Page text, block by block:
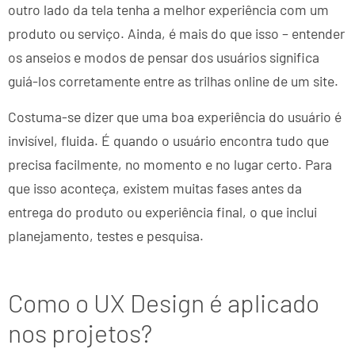
outro lado da tela tenha a melhor experiência com um
produto ou serviço. Ainda, é mais do que isso – entender
os anseios e modos de pensar dos usuários significa
guiá-los corretamente entre as trilhas online de um site.
Costuma-se dizer que uma boa experiência do usuário é
invisível, fluida. É quando o usuário encontra tudo que
precisa facilmente, no momento e no lugar certo. Para
que isso aconteça, existem muitas fases antes da
entrega do produto ou experiência final, o que inclui
planejamento, testes e pesquisa.
Como o UX Design é aplicado
nos projetos?